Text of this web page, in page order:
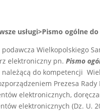
usługi>Pismo ogólne
Wielkopolskiego
elektroniczny pn. Pismo
należącą do kompetencji
Prezesa
elektronicznych,
elektronicznych (Dz. U.